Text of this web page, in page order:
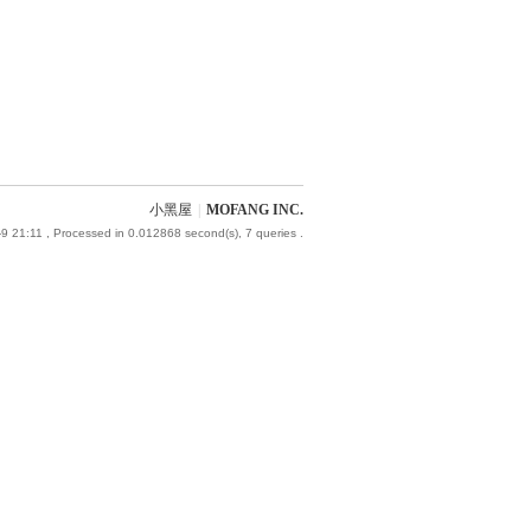
小黑屋 MOFANG INC.
21:11 , Processed in 0.012868 second(s), 7 queries .